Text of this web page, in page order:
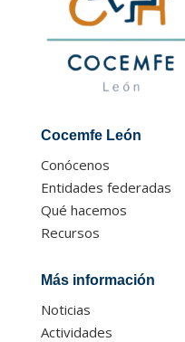
Cocemfe León
Conócenos
Entidades federadas
Qué hacemos
Recursos
Más información
Noticias
Actividades